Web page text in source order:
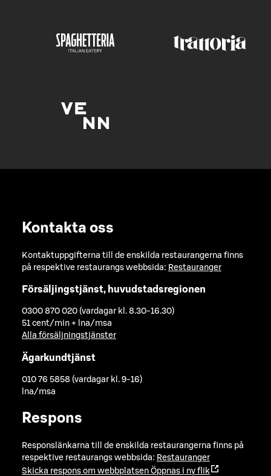
Kontakta oss
Kontaktuppgifterna till de enskilda restaurangerna finns
på respektive restaurangs webbsida: Restauranger
Försäljingstjänst, huvudstadsregionen
0300 870 020 (vardagar kl. 8.30-16.30)
51 cent/min + lna/msa
Alla försäljningstjänster
Ägarkundtjänst
010 76 5858 (vardagar kl. 9-16)
lna/msa
Respons
Responslänkarna till de enskilda restaurangerna finns på
respektive restaurangs webbsida: Restauranger
Skicka respons om webbplatsen Öppnas i ny flik